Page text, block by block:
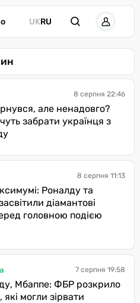
UKRU
8 серпня 22:46
але ненадовго?
забрати українця з
8 серпня 11:13
Роналду та
діамантові
головною подією
7 серпня 19:58
Мбаппе: ФБР розкрило
могли зірвати